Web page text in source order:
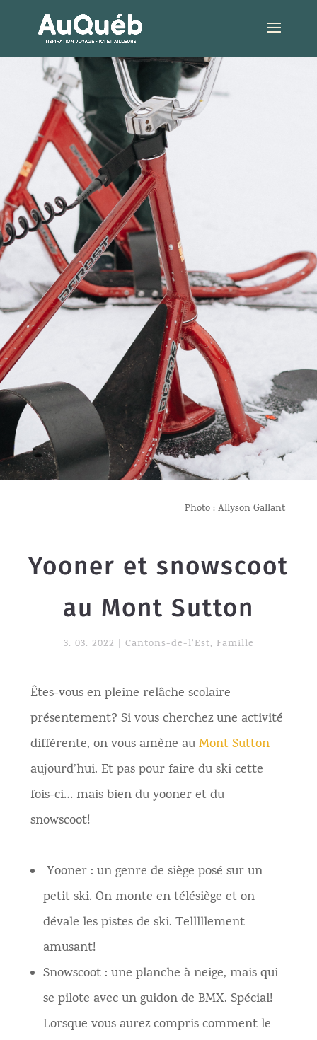
Photo : Allyson Gallant
Yooner et snowscoot
au Mont Sutton
3. 03. 2022 Cantons-de-l'Est, Famille
Êtes-vous en pleine relâche scolaire
présentement? Si vous cherchez une activité
différente, on vous amène auMont Sutton
aujourd’hui. Et pas pour faire du ski cette
fois-ci… mais bien du yooner et du
snowscoot!
Yooner : un genre de siège posé sur un
petit ski. On monte en télésiège et on
dévale les pistes de ski. Telllllement
amusant!
Snowscoot : une planche à neige, mais qui
se pilote avec un guidon de BMX. Spécial!
Lorsque vous aurez compris comment le